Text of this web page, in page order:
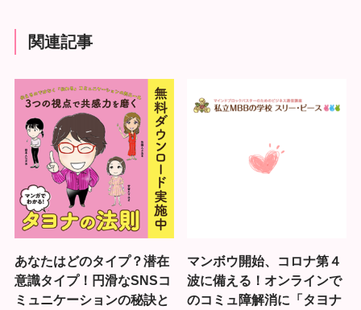
関連記事
あなたはどのタイプ？潜在
意識タイプ！円滑なSNSコ
ミュニケーションの秘訣と
マンボウ開始、コロナ第４
波に備える！オンラインで
のコミュ障解消に「タヨナ